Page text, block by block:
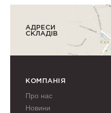
АДРЕСИ
СКЛАДІВ
КОМПАНІЯ
Про нас
Новини